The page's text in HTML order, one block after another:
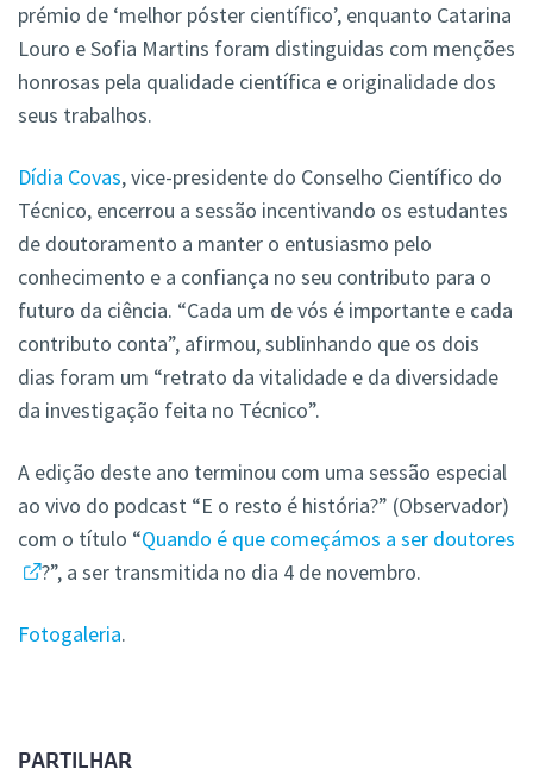
prémio de ‘melhor póster científico’, enquanto Catarina
Louro e Sofia Martins foram distinguidas com menções
honrosas pela qualidade científica e originalidade dos
seus trabalhos.
Dídia Covas, vice-presidente do Conselho Científico do
Técnico, encerrou a sessão incentivando os estudantes
de doutoramento a manter o entusiasmo pelo
conhecimento e a confiança no seu contributo para o
futuro da ciência. “Cada um de vós é importante e cada
contributo conta”, afirmou, sublinhando que os dois
dias foram um “retrato da vitalidade e da diversidade
da investigação feita no Técnico”.
A edição deste ano terminou com uma sessão especial
ao vivo do podcast “E o resto é história?” (Observador)
com o título “Quando é que começámos a ser doutores
?”, a ser transmitida no dia 4 de novembro.
Fotogaleria.
PARTILHAR